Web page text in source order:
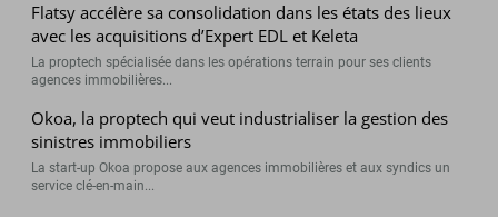
Flatsy accélère sa consolidation dans les états des lieux
avec les acquisitions d’Expert EDL et Keleta
La proptech spécialisée dans les opérations terrain pour ses clients
agences immobilières...
Okoa, la proptech qui veut industrialiser la gestion des
sinistres immobiliers
La start-up Okoa propose aux agences immobilières et aux syndics un
service clé-en-main...